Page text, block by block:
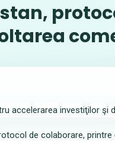
de colaborare,